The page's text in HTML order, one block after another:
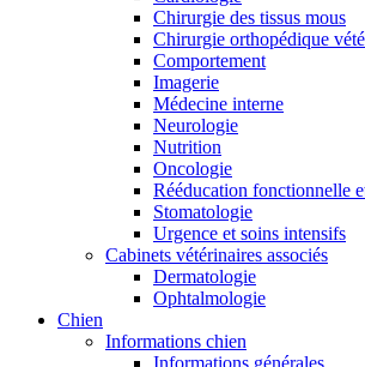
Chirurgie des tissus mous
Chirurgie orthopédique
Comportement
Imagerie
Médecine interne
Neurologie
Nutrition
Oncologie
Rééducation fonctionnelle
Stomatologie
Urgence et soins intensifs
Cabinets vétérinaires associés
Dermatologie
Ophtalmologie
Chien
Informations chien
Informations générales